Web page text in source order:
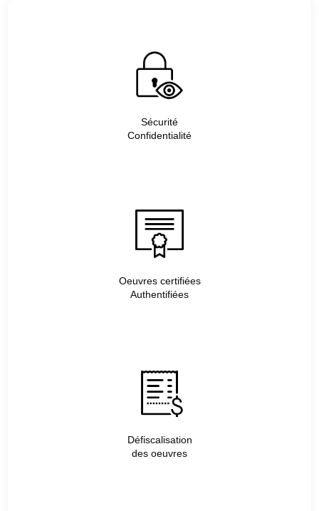
Sécurité
Confidentialité
Oeuvres certifiées
Authentifiées
Défiscalisation
des oeuvres